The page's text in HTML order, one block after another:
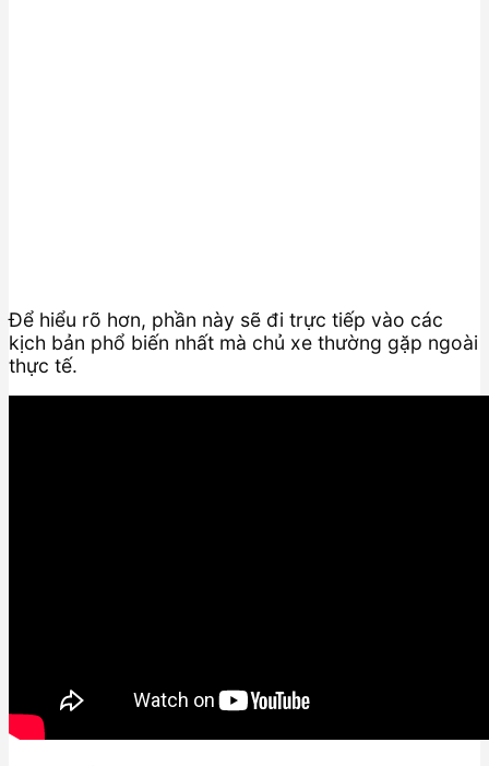
Để hiểu rõ hơn, phần này sẽ đi trực tiếp vào các
kịch bản phổ biến nhất mà chủ xe thường gặp ngoài
thực tế.